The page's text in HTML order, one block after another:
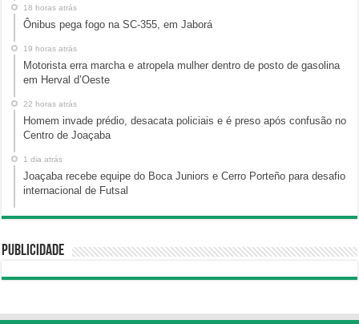
18 horas atrás
Ônibus pega fogo na SC-355, em Jaborá
19 horas atrás
Motorista erra marcha e atropela mulher dentro de posto de gasolina
em Herval d’Oeste
22 horas atrás
Homem invade prédio, desacata policiais e é preso após confusão no
Centro de Joaçaba
1 dia atrás
Joaçaba recebe equipe do Boca Juniors e Cerro Porteño para desafio
internacional de Futsal
Publicidade